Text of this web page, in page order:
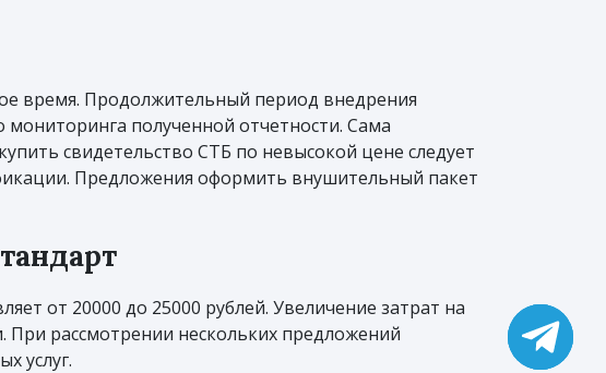
время. Продолжительный период внедрения
полученной отчетности. Сама
свидетельство СТБ по невысокой цене следует
Предложения оформить внушительный пакет
от 20000 до 25000 рублей. Увеличение затрат на
рассмотрении нескольких предложений
услуг.